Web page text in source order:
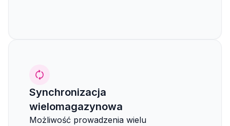
Synchronizacja
wielomagazynowa
Możliwość prowadzenia wielu